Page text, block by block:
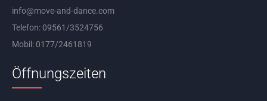
info@move-and-dance.com
Telefon: 09561/3524756
Mobil: 0177/2461819
Öffnungszeiten